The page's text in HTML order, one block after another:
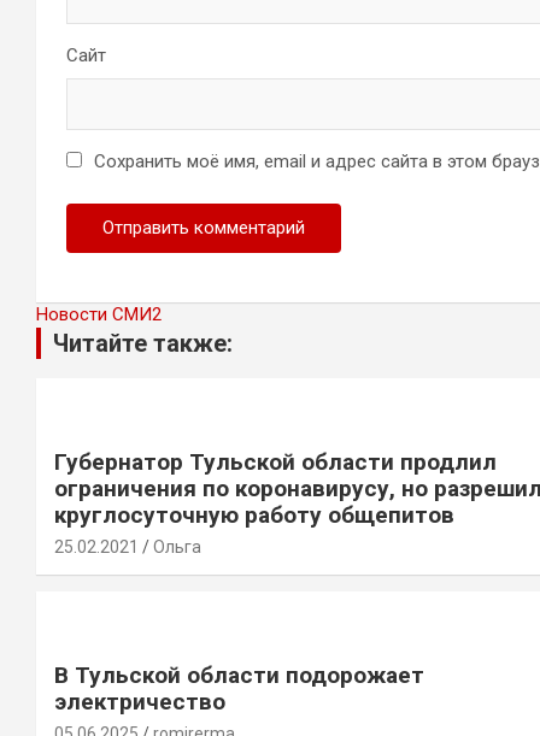
Сайт
Сохранить моё имя, email и адрес сайта в этом
Новости СМИ2
Читайте также:
Губернатор Тульской области продлил
ограничения по коронавирусу, но
круглосуточную работу общепитов
25.02.2021 Ольга
В Тульской области подорожает
электричество